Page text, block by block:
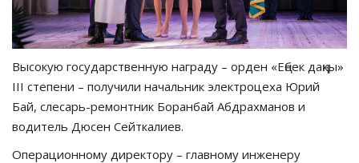
Высокую государственную награду – орден «Еңбек даңқы»
ІІІ степени – получили начальник электроцеха Юрий
Бай, слесарь-ремонтник Боранбай Абдрахманов и
водитель Дюсен Сейткалиев.
Операционному директору – главному инженеру